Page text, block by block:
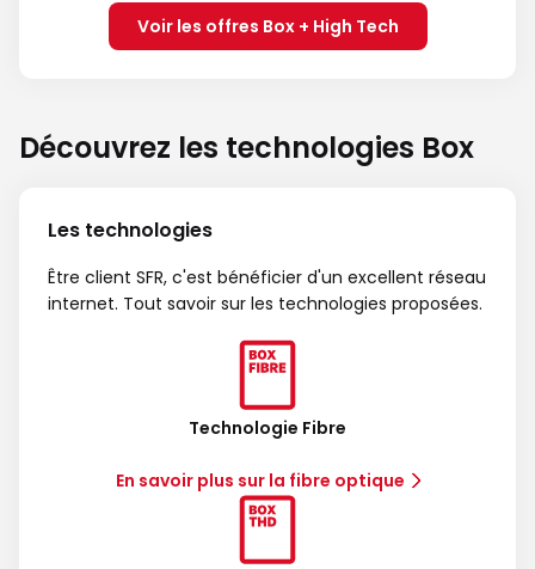
Voir les offres Box + High Tech
Découvrez les technologies Box
Les technologies
Être client SFR, c'est bénéficier d'un excellent réseau
internet. Tout savoir sur les technologies proposées.
Technologie Fibre
En savoir plus sur la fibre optique